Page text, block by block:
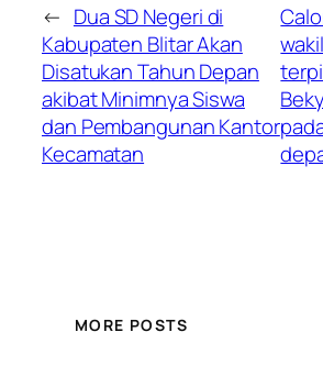
← Dua SD Negeri di
Kabupaten Blitar Akan
Disatukan Tahun Depan
akibat Minimnya Siswa
dan Pembangunan Kantor
Kecamatan
MORE POSTS